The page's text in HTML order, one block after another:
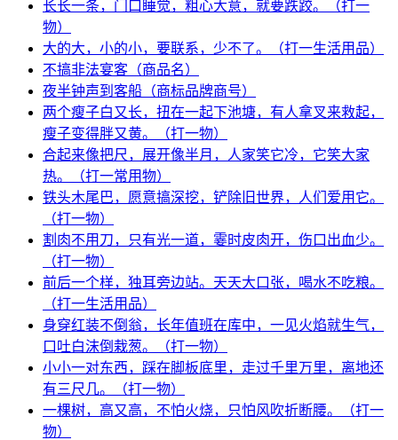
长长一条，门口睡觉，粗心大意，就要跌跤。（打一
物）
大的大，小的小，要联系，少不了。（打一生活用品）
不搞非法宴客（商品名）
夜半钟声到客船（商标品牌商号）
两个瘦子白又长，扭在一起下池塘，有人拿叉来救起，
瘦子变得胖又黄。（打一物）
合起来像把尺，展开像半月，人家笑它冷，它笑大家
热。（打一常用物）
铁头木尾巴，愿意搞深挖，铲除旧世界，人们爱用它。
（打一物）
割肉不用刀，只有光一道，霎时皮肉开，伤口出血少。
（打一物）
前后一个样，独耳旁边站。天天大口张，喝水不吃粮。
（打一生活用品）
身穿红装不倒翁，长年值班在库中，一见火焰就生气，
口吐白沫倒栽葱。（打一物）
小小一对东西，踩在脚板底里，走过千里万里，离地还
有三尺几。（打一物）
一棵树，高又高，不怕火烧，只怕风吹折断腰。（打一
物）